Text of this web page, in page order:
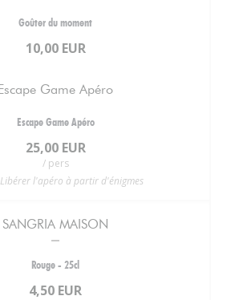
Goûter du moment
10,00 EUR
Game Apéro
Escape Game Apéro
25,00 EUR
/ pers
Libérer l'apéro à partir d'énigmes
SANGRIA MAISON
Rouge - 25cl
4,50 EUR